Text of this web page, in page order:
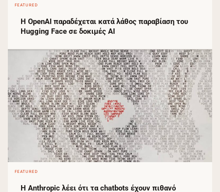
FEATURED
Η OpenAI παραδέχεται κατά λάθος παραβίαση του
Hugging Face σε δοκιμές AI
FEATURED
Η Anthropic λέει ότι τα chatbots έχουν πιθανό